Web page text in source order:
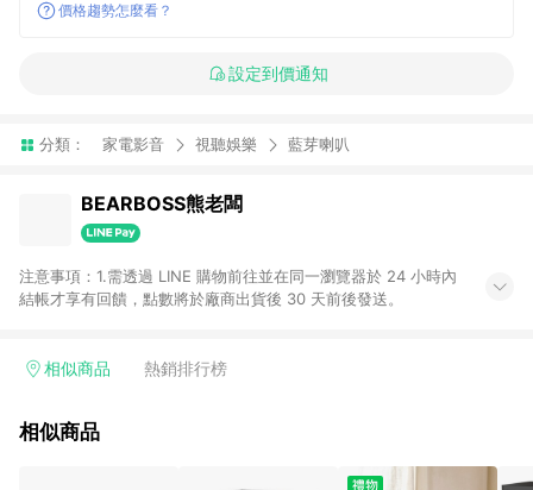
價格趨勢怎麼看？
設定到價通知
分類： 家電影音 視聽娛樂 藍芽喇叭
BEARBOSS熊老闆
注意事項：1.需透過 LINE 購物前往並在同一瀏覽器於 24 小時內
結帳才享有回饋，點數將於廠商出貨後 30 天前後發送。
相似商品 熱銷排行榜
相似商品